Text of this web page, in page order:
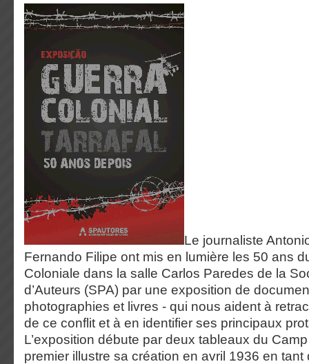
Le journaliste
Fernando Filipe ont mis en lumière les 50 ans
Coloniale dans la salle Carlos Paredes de la
d’Auteurs (SPA) par une exposition de
photographies et livres - qui nous aident à
de ce conflit et à en identifier ses principaux
L’exposition débute par deux tableaux du
premier illustre sa création en avril 1936 en